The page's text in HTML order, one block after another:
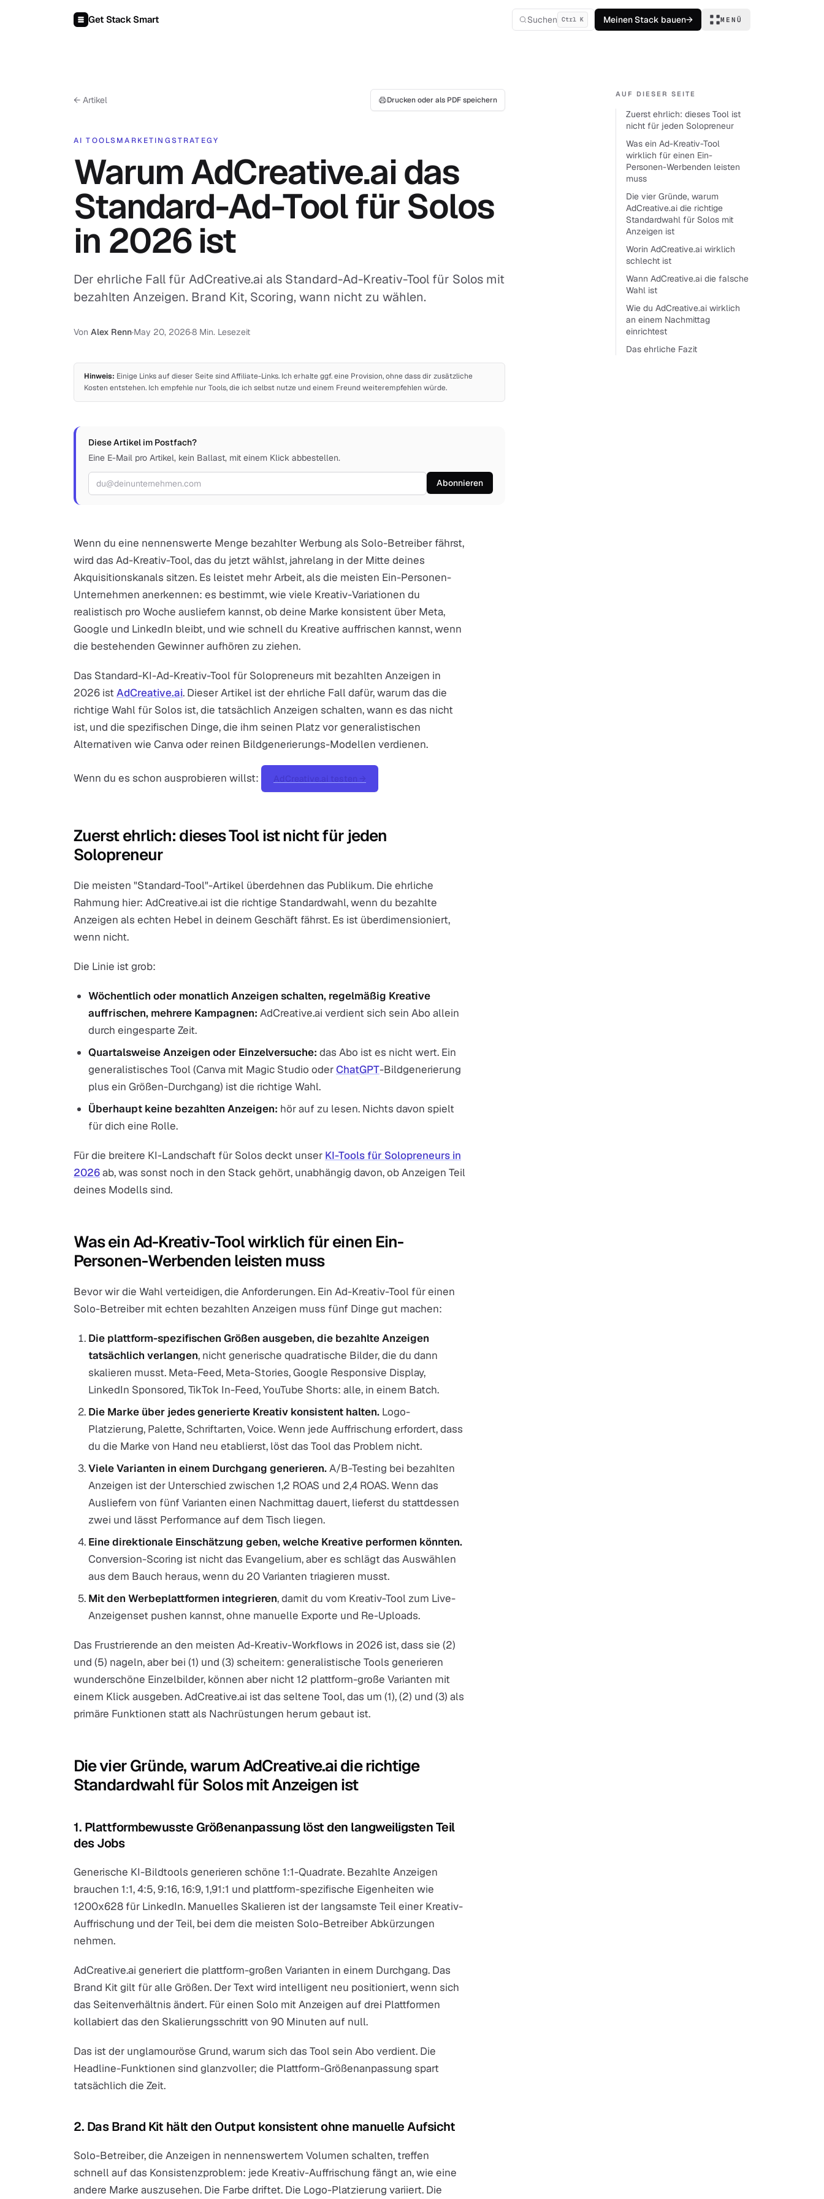
Get Stack Smart Suchen Ctrl K Meinen Stack bauen→ MENÜ
← Artikel Drucken oder als PDF speichern
AI TOOLSMARKETINGSTRATEGY
Warum AdCreative.ai das
Standard-Ad-Tool für Solos
in 2026 ist
Der ehrliche Fall für AdCreative.ai als Standard-Ad-Kreativ-Tool für Solos mit
bezahlten Anzeigen. Brand Kit, Scoring, wann nicht zu wählen.
Von Alex Renn·May 20, 2026·8 Min. Lesezeit
Hinweis: Einige Links auf dieser Seite sind Affiliate-Links. Ich erhalte ggf. eine Provision, ohne dass dir zusätzliche
Kosten entstehen. Ich empfehle nur Tools, die ich selbst nutze und einem Freund weiterempfehlen würde.
Diese Artikel im Postfach?
Eine E-Mail pro Artikel, kein Ballast, mit einem Klick abbestellen.
E-Mail-Adresse Abonnieren
Wenn du eine nennenswerte Menge bezahlter Werbung als Solo-Betreiber fährst,
wird das Ad-Kreativ-Tool, das du jetzt wählst, jahrelang in der Mitte deines
Akquisitionskanals sitzen. Es leistet mehr Arbeit, als die meisten Ein-Personen-
Unternehmen anerkennen: es bestimmt, wie viele Kreativ-Variationen du
realistisch pro Woche ausliefern kannst, ob deine Marke konsistent über Meta,
Google und LinkedIn bleibt, und wie schnell du Kreative auffrischen kannst, wenn
die bestehenden Gewinner aufhören zu ziehen.
Das Standard-KI-Ad-Kreativ-Tool für Solopreneurs mit bezahlten Anzeigen in
2026 ist AdCreative.ai. Dieser Artikel ist der ehrliche Fall dafür, warum das die
richtige Wahl für Solos ist, die tatsächlich Anzeigen schalten, wann es das nicht
ist, und die spezifischen Dinge, die ihm seinen Platz vor generalistischen
Alternativen wie Canva oder reinen Bildgenerierungs-Modellen verdienen.
Wenn du es schon ausprobieren willst: AdCreative.ai testen →
Zuerst ehrlich: dieses Tool ist nicht für jeden
Solopreneur
Die meisten "Standard-Tool"-Artikel überdehnen das Publikum. Die ehrliche
Rahmung hier: AdCreative.ai ist die richtige Standardwahl, wenn du bezahlte
Anzeigen als echten Hebel in deinem Geschäft fährst. Es ist überdimensioniert,
wenn nicht.
Die Linie ist grob:
Wöchentlich oder monatlich Anzeigen schalten, regelmäßig Kreative
auffrischen, mehrere Kampagnen: AdCreative.ai verdient sich sein Abo allein
durch eingesparte Zeit.
Quartalsweise Anzeigen oder Einzelversuche: das Abo ist es nicht wert. Ein
generalistisches Tool (Canva mit Magic Studio oderChatGPT-Bildgenerierung
plus ein Größen-Durchgang) ist die richtige Wahl.
Überhaupt keine bezahlten Anzeigen: hör auf zu lesen. Nichts davon spielt
für dich eine Rolle.
Für die breitere KI-Landschaft für Solos deckt unser KI-Tools für Solopreneurs in
2026ab, was sonst noch in den Stack gehört, unabhängig davon, ob Anzeigen Teil
deines Modells sind.
Was ein Ad-Kreativ-Tool wirklich für einen Ein-
Personen-Werbenden leisten muss
Bevor wir die Wahl verteidigen, die Anforderungen. Ein Ad-Kreativ-Tool für einen
Solo-Betreiber mit echten bezahlten Anzeigen muss fünf Dinge gut machen:
Die plattform-spezifischen Größen ausgeben, die bezahlte Anzeigen
tatsächlich verlangen, nicht generische quadratische Bilder, die du dann
skalieren musst. Meta-Feed, Meta-Stories, Google Responsive Display,
LinkedIn Sponsored, TikTok In-Feed, YouTube Shorts: alle, in einem Batch.
Die Marke über jedes generierte Kreativ konsistent halten. Logo-
Platzierung, Palette, Schriftarten, Voice. Wenn jede Auffrischung erfordert, dass
du die Marke von Hand neu etablierst, löst das Tool das Problem nicht.
Viele Varianten in einem Durchgang generieren.A/B-Testing bei bezahlten
Anzeigen ist der Unterschied zwischen 1,2 ROAS und 2,4 ROAS. Wenn das
Ausliefern von fünf Varianten einen Nachmittag dauert, lieferst du stattdessen
zwei und lässt Performance auf dem Tisch liegen.
Eine direktionale Einschätzung geben, welche Kreative performen könnten.
Conversion-Scoring ist nicht das Evangelium, aber es schlägt das Auswählen
aus dem Bauch heraus, wenn du 20 Varianten triagieren musst.
Mit den Werbeplattformen integrieren, damit du vom Kreativ-Tool zum Live-
Anzeigenset pushen kannst, ohne manuelle Exporte und Re-Uploads.
Das Frustrierende an den meisten Ad-Kreativ-Workflows in 2026 ist, dass sie (2)
und (5) nageln, aber bei (1) und (3) scheitern: generalistische Tools generieren
wunderschöne Einzelbilder, können aber nicht 12 plattform-große Varianten mit
einem Klick ausgeben. AdCreative.ai ist das seltene Tool, das um (1), (2) und (3) als
primäre Funktionen statt als Nachrüstungen herum gebaut ist.
Die vier Gründe, warum AdCreative.ai die richtige
Standardwahl für Solos mit Anzeigen ist
1. Plattformbewusste Größenanpassung löst den langweiligsten Teil
des Jobs
Generische KI-Bildtools generieren schöne 1:1-Quadrate. Bezahlte Anzeigen
brauchen 1:1, 4:5, 9:16, 16:9, 1,91:1 und plattform-spezifische Eigenheiten wie
1200x628 für LinkedIn. Manuelles Skalieren ist der langsamste Teil einer Kreativ-
Auffrischung und der Teil, bei dem die meisten Solo-Betreiber Abkürzungen
nehmen.
AdCreative.ai generiert die plattform-großen Varianten in einem Durchgang. Das
Brand Kit gilt für alle Größen. Der Text wird intelligent neu positioniert, wenn sich
das Seitenverhältnis ändert. Für einen Solo mit Anzeigen auf drei Plattformen
kollabiert das den Skalierungsschritt von 90 Minuten auf null.
Das ist der unglamouröse Grund, warum sich das Tool sein Abo verdient. Die
Headline-Funktionen sind glanzvoller; die Plattform-Größenanpassung spart
tatsächlich die Zeit.
2. Das Brand Kit hält den Output konsistent ohne manuelle Aufsicht
Solo-Betreiber, die Anzeigen in nennenswertem Volumen schalten, treffen
schnell auf das Konsistenzproblem: jede Kreativ-Auffrischung fängt an, wie eine
andere Marke auszusehen. Die Farbe driftet. Die Logo-Platzierung variiert. Die
AUF DIESER SEITE
Zuerst ehrlich: dieses Tool ist
nicht für jeden Solopreneur
Was ein Ad-Kreativ-Tool
wirklich für einen Ein-
Personen-Werbenden leisten
muss
Die vier Gründe, warum
AdCreative.ai die richtige
Standardwahl für Solos mit
Anzeigen ist
Worin AdCreative.ai wirklich
schlecht ist
Wann AdCreative.ai die falsche
Wahl ist
Wie du AdCreative.ai wirklich
an einem Nachmittag
einrichtest
Das ehrliche Fazit